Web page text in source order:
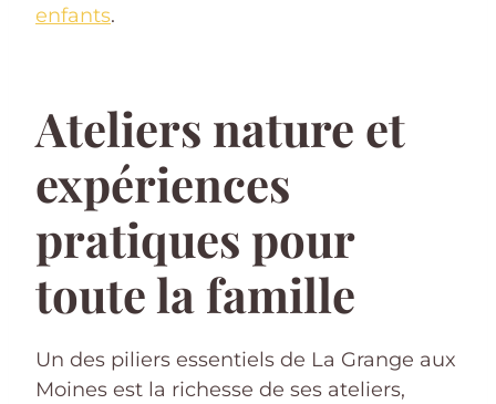
enfants.
Ateliers nature et
expériences
pratiques pour
toute la famille
Un des piliers essentiels de La Grange aux
Moines est la richesse de ses ateliers,